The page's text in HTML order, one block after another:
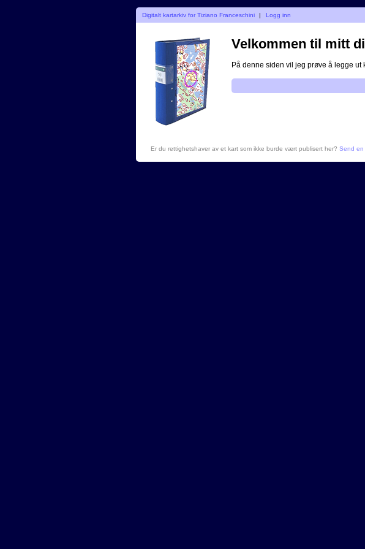
Digitalt kartarkiv for Tiziano Franceschini | Logg inn
Velkommen til mitt
På denne siden vil jeg prøve å legge ut
Er du rettighetshaver av et kart som ikke burde vært publisert her? Send en